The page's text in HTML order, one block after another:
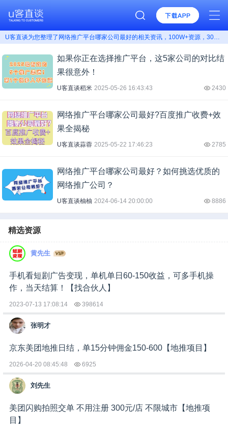
如果你正在选择推广平台，这5家公司的对比结
果很意外！
U客直谈稻米 2025-05-26 16:43:43 2430
网络推广平台哪家公司最好?百度推广收费+效
果全揭秘
U客直谈蒜蓉 2025-05-22 17:46:23 2785
网络推广平台哪家公司最好？如何挑选优质的
网络推广公司？
U客直谈柚柚 2024-06-14 20:00:00 8886
精选资源
黄先生
手机看短剧广告变现，单机单日60-150收益，可多手机操
作，当天结算！【找合伙人】
2023-07-13 17:08:14 398614
张明才
京东美团地推日结，单15分钟佣金150-600【地推项目】
2026-04-20 08:45:48 6925
刘先生
美团闪购拍照交单 不用注册 300元/店 不限城市【地推项
目】